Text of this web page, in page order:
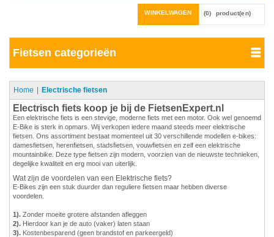
WINKELWAGEN (0) product(en)
Fietsen categorieën
Home Electrische fietsen
Electrisch fiets koop je bij de FietsenExpert.nl
Een elektrische fiets is een stevige, moderne fiets met een motor. Ook wel genoemd
E-Bike is sterk in opmars. Wij verkopen iedere maand steeds meer elektrische
fietsen. Ons assortiment bestaat momenteel uit 30 verschillende modellen e-bikes:
damesfietsen, herenfietsen, stadsfietsen, vouwfietsen en zelf een elektrische
mountainbike. Deze type fietsen zijn modern, voorzien van de nieuwste technieken,
degelijke kwaliteit en erg mooi van uiterlijk.
Wat zijn de voordelen van een Elektrische fiets?
E-Bikes zijn een stuk duurder dan reguliere fietsen maar hebben diverse
voordelen.
1). Zonder moeite grotere afstanden afleggen
2). Hierdoor kan je de auto (vaker) laten staan
3). Kostenbesparend (geen brandstof en parkeergeld)